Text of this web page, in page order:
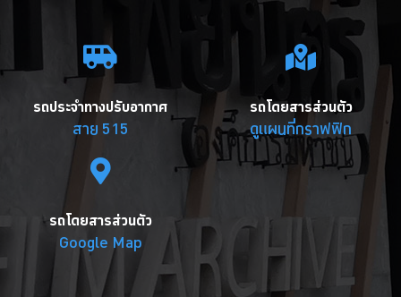
รถประจำทางปรับอากาศ
สาย 515
รถโดยสารส่วนตัว
ดูแผนที่กราฟฟิก
รถโดยสารส่วนตัว
Google Map